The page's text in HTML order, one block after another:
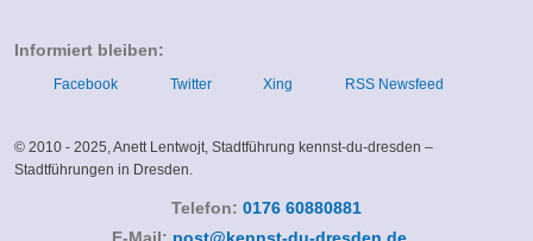
Informiert bleiben:
Facebook Twitter Xing RSS Newsfeed
© 2010 - 2025, Anett Lentwojt, Stadtführung kennst-du-dresden –
Stadtführungen in Dresden.
Telefon: 0176 60880881
(link